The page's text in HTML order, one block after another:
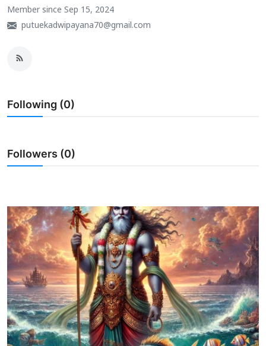
Kearifan lokal
Seni
Usadha
Indonesia
Member since Sep 15, 2024
putuekadwipayana70@gmail.com
Following (0)
Followers (0)